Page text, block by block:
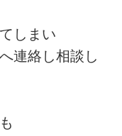
しまい
連絡し相談し